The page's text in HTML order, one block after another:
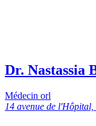
Dr. Nastassia
Médecin orl
14 avenue de